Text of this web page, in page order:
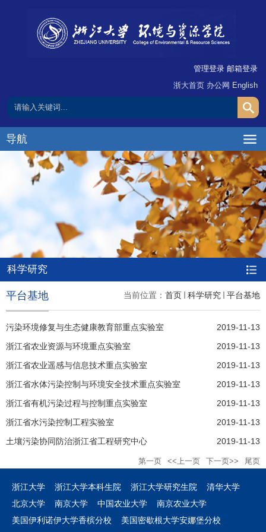
管理登录 邮箱登录
浙大首页 办公网 English
导航
科学研究
当前位置： 首页 科学研究 平台基地
平台基地
污染环境修复与生态健康教育部重点实验室
2019-11-13
浙江省农业资源与环境重点实验室
2019-11-13
浙江省农业遥感与信息技术重点实验室
2019-11-13
浙江省水体污染控制与环境安全技术重点实验室
2019-11-13
浙江省有机污染过程与控制重点实验室
2019-11-13
浙江省水污染控制工程实验室
2019-11-13
土壤污染协同防治浙江省工程研究中心
2019-11-13
第一页 <<上一页 下一页>> 尾页
浙江大学 浙江大学本科生院 浙江大学研究生院
清华大学
北京大学
南京大学 中国农业大学
南京农业大学
美国伊利诺伊大学香槟分校
美国密歇根大学安娜堡分校